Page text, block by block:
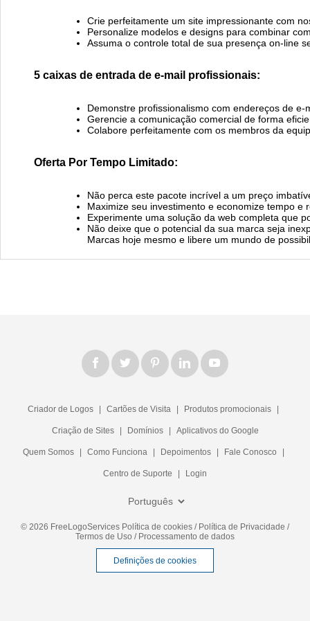
Crie perfeitamente um site impressionante com
Personalize modelos e designs para combinar
Assuma o controle total de sua presença on-line
5 caixas de entrada de e-mail profissionais:
Demonstre profissionalismo com endereços de e-
Gerencie a comunicação comercial de forma
Colabore perfeitamente com os membros da
Oferta Por Tempo Limitado:
Não perca este pacote incrível a um preço
Maximize seu investimento e economize tempo e
Experimente uma solução da web completa que
Não deixe que o potencial da sua marca seja
Marcas hoje mesmo e libere um mundo de
Criador de Logos Cartões de Visita Produtos promocionais
Criação de Sites Domínios Aplicativos do Google
Quem Somos Como Funciona Depoimentos Fale Conosco
Centro de Suporte Login
© 2026 FreeLogoServices Política de cookies / Política de Privacidade /
Termos de Uso / Processamento de dados
Definições de cookies